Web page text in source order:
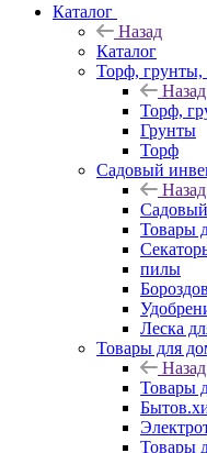
Каталог
Назад
Каталог
Торф, грунты,
Назад
Торф,
Грунты
Торф
Садовый
Назад
Товары
пилы
Леска
Товары для
Назад
Товары
Товары